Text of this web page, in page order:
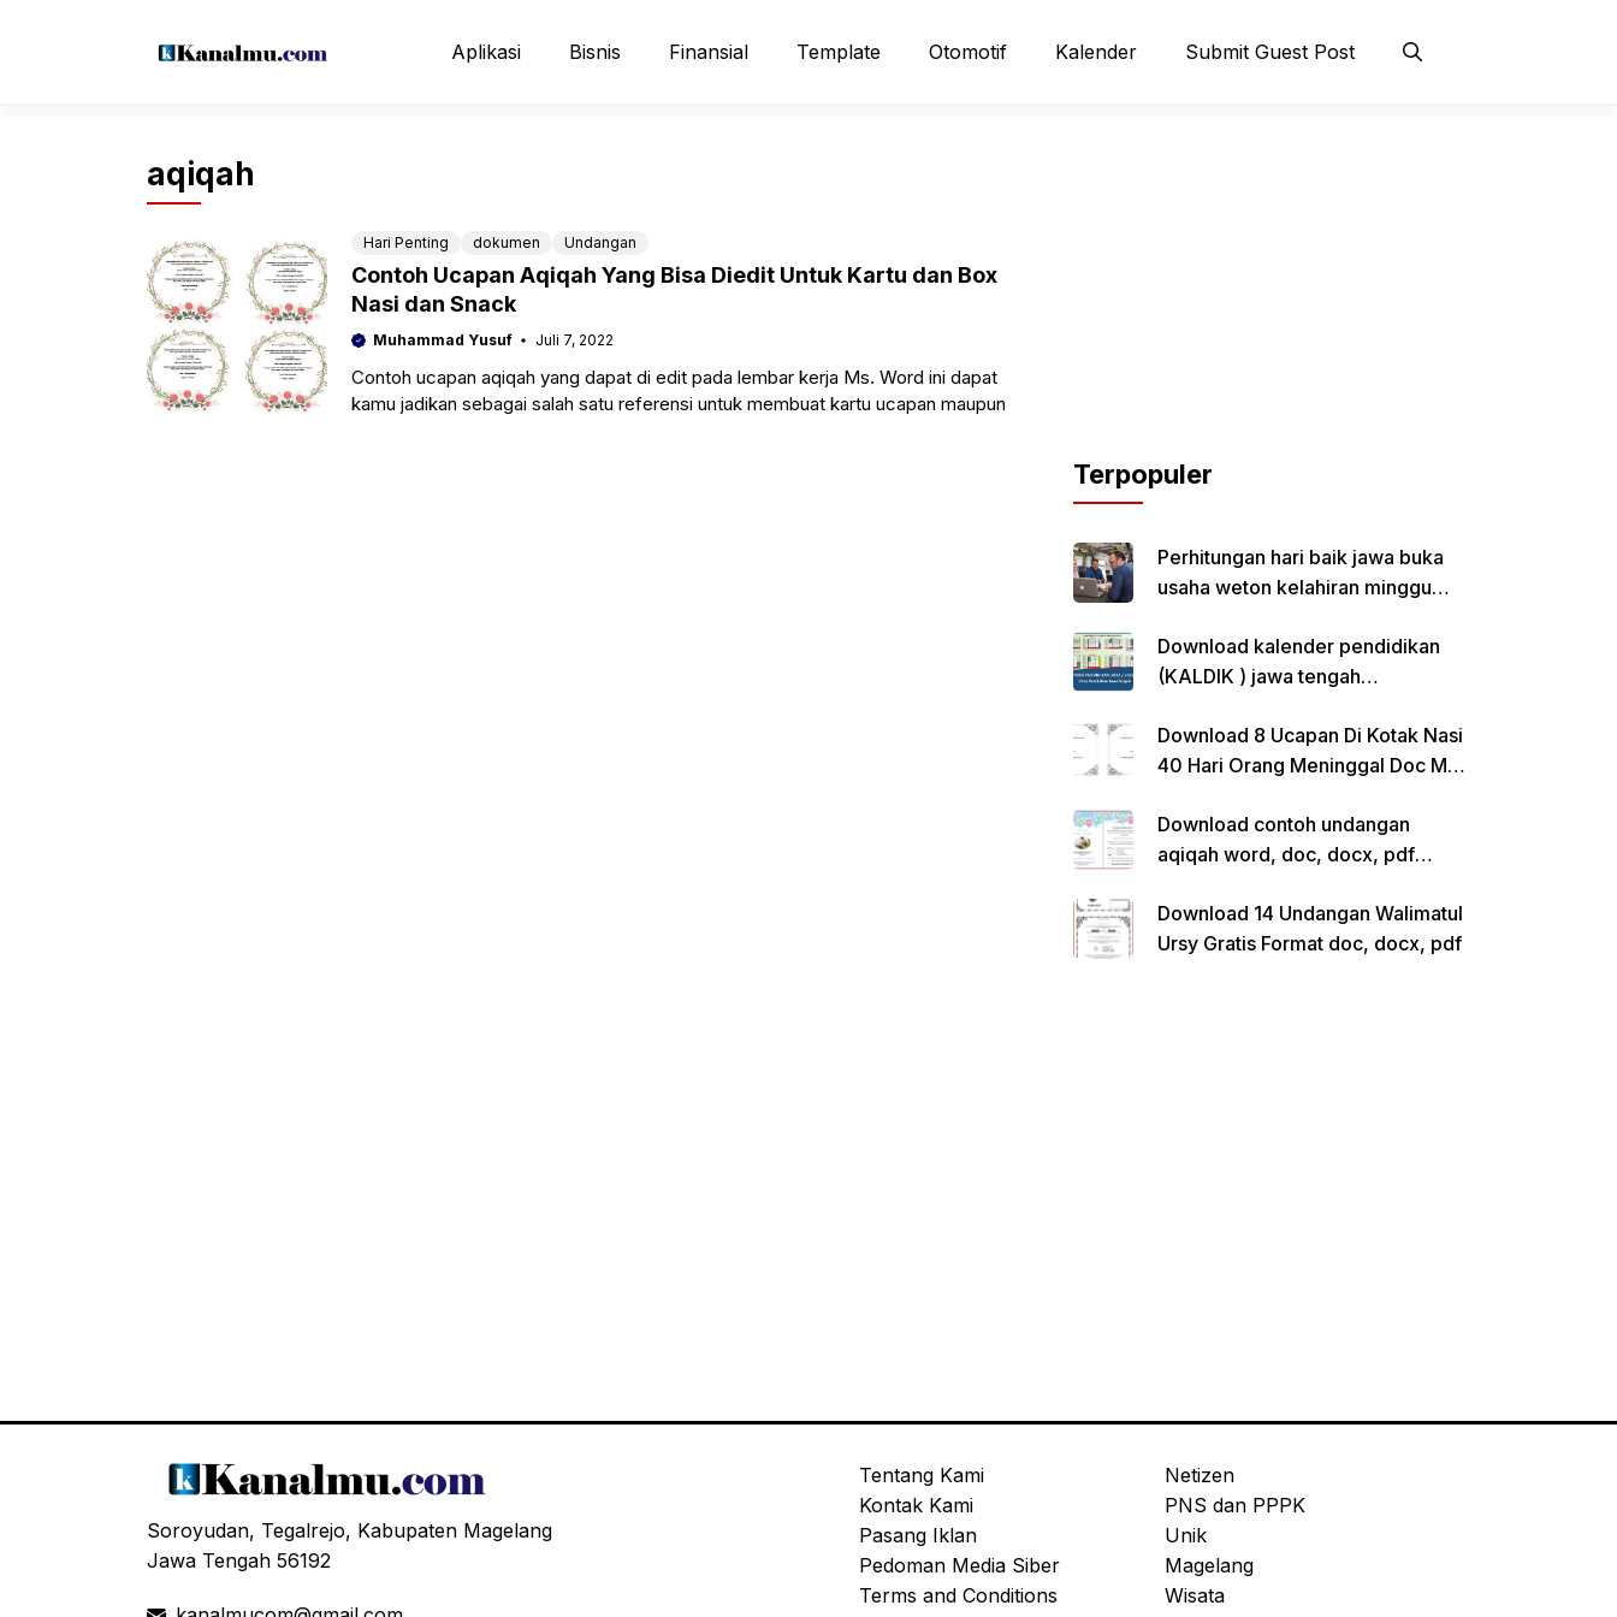
Aplikasi Bisnis Finansial Template Otomotif Kalender Submit Guest Post
aqiqah
Hari Penting dokumen Undangan
Contoh Ucapan Aqiqah Yang Bisa Diedit Untuk Kartu dan Box
Nasi dan Snack
Muhammad Yusuf Juli 7, 2022
Contoh ucapan aqiqah yang dapat di edit pada lembar kerja Ms. Word ini dapat
kamu jadikan sebagai salah satu referensi untuk membuat kartu ucapan maupun
Terpopuler
Perhitungan hari baik jawa buka
usaha weton kelahiran minggu
Download kalender pendidikan
(KALDIK ) jawa tengah
Download 8 Ucapan Di Kotak Nasi
40 Hari Orang Meninggal Doc Ms.
Download contoh undangan
aqiqah word, doc, docx, pdf
Download 14 Undangan Walimatul
Ursy Gratis Format doc, docx, pdf
Soroyudan, Tegalrejo, Kabupaten Magelang
Jawa Tengah 56192
Tentang Kami
Kontak Kami
Pasang Iklan
Pedoman Media Siber
Terms and Conditions
Netizen
PNS dan PPPK
Unik
Magelang
Wisata